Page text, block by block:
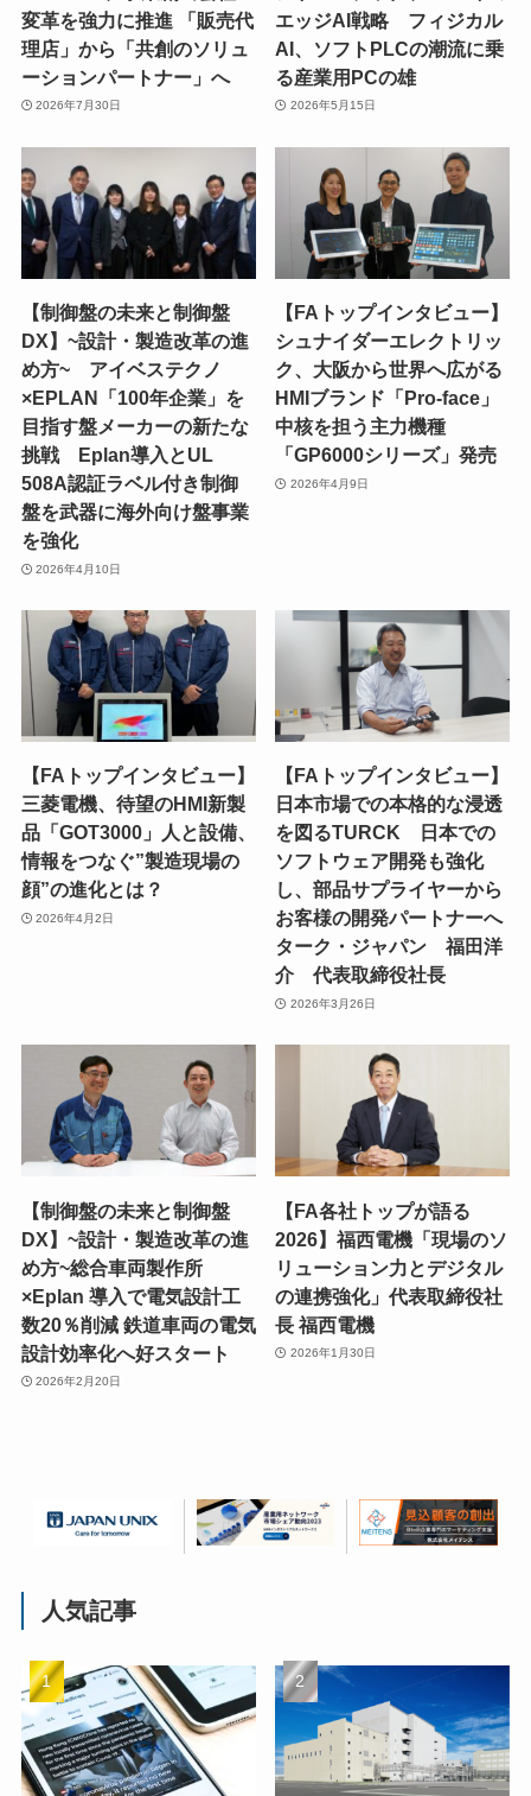
変革を強力に推進 「販売代
理店」から「共創のソリュ
ーションパートナー」へ
2026年7月30日
エッジAI戦略 フィジカル
AI、ソフトPLCの潮流に乗
る産業用PCの雄
2026年5月15日
【制御盤の未来と制御盤
DX】~設計・製造改革の進
め方~ アイベステクノ
×EPLAN「100年企業」を
目指す盤メーカーの新たな
挑戦 Eplan導入とUL
508A認証ラベル付き制御
盤を武器に海外向け盤事業
を強化
2026年4月10日
【FAトップインタビュー】
シュナイダーエレクトリッ
ク、大阪から世界へ広がる
HMIブランド「Pro-face」
中核を担う主力機種
「GP6000シリーズ」発売
2026年4月9日
【FAトップインタビュー】
三菱電機、待望のHMI新製
品「GOT3000」人と設備、
情報をつなぐ”製造現場の
顔”の進化とは？
2026年4月2日
【FAトップインタビュー】
日本市場での本格的な浸透
を図るTURCK 日本での
ソフトウェア開発も強化
し、部品サプライヤーから
お客様の開発パートナーへ
ターク・ジャパン 福田洋
介 代表取締役社長
2026年3月26日
【制御盤の未来と制御盤
DX】~設計・製造改革の進
め方~総合車両製作所
×Eplan 導入で電気設計工
数20％削減 鉄道車両の電気
設計効率化へ好スタート
2026年2月20日
【FA各社トップが語る
2026】福西電機「現場のソ
リューション力とデジタル
の連携強化」代表取締役社
長 福西電機
2026年1月30日
人気記事